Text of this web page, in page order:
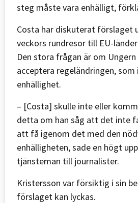
steg måste vara enhälligt,
Costa har diskuterat förslaget
veckors rundresor till EU-
Den stora frågan är om
acceptera regeländringen, som
enhällighet.
– [Costa] skulle inte eller
detta om han såg att det inte
att få igenom det med den
enhälligheten, sade en högt
tjänsteman till journalister.
Kristersson var försiktig i sin
förslaget kan lyckas.